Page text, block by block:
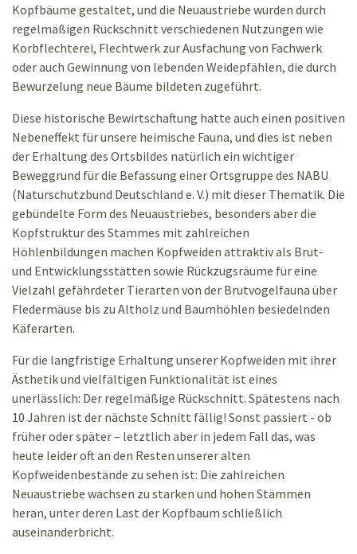
Kopfbäume gestaltet, und die Neuaustriebe wurden durch
regelmäßigen Rückschnitt verschiedenen Nutzungen wie
Korbflechterei, Flechtwerk zur Ausfachung von Fachwerk
oder auch Gewinnung von lebenden Weidepfählen, die durch
Bewurzelung neue Bäume bildeten zugeführt.
Diese historische Bewirtschaftung hatte auch einen positiven
Nebeneffekt für unsere heimische Fauna, und dies ist neben
der Erhaltung des Ortsbildes natürlich ein wichtiger
Beweggrund für die Befassung einer Ortsgruppe des NABU
(Naturschutzbund Deutschland e. V.) mit dieser Thematik. Die
gebündelte Form des Neuaustriebes, besonders aber die
Kopfstruktur des Stammes mit zahlreichen
Höhlenbildungen machen Kopfweiden attraktiv als Brut-
und Entwicklungsstätten sowie Rückzugsräume für eine
Vielzahl gefährdeter Tierarten von der Brutvogelfauna über
Fledermäuse bis zu Altholz und Baumhöhlen besiedelnden
Käferarten.
Für die langfristige Erhaltung unserer Kopfweiden mit ihrer
Ästhetik und vielfältigen Funktionalität ist eines
unerlässlich: Der regelmäßige Rückschnitt. Spätestens nach
10 Jahren ist der nächste Schnitt fällig! Sonst passiert - ob
früher oder später – letztlich aber in jedem Fall das, was
heute leider oft an den Resten unserer alten
Kopfweidenbestände zu sehen ist: Die zahlreichen
Neuaustriebe wachsen zu starken und hohen Stämmen
heran, unter deren Last der Kopfbaum schließlich
auseinanderbricht.